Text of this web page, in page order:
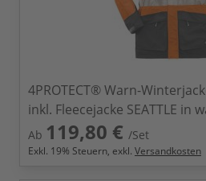
4PROTECT® Warn-
inkl. Fleecejacke SEATTLE in
Ab 119,80 € /Set
Exkl. 19% Steuern, exkl. Versandkosten